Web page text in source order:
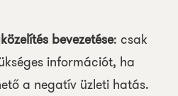
bevezetése: csak
információt, ha
a negatív üzleti hatás.